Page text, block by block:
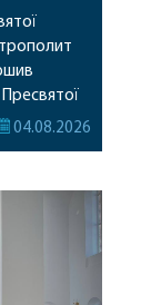
її
04.08.2026